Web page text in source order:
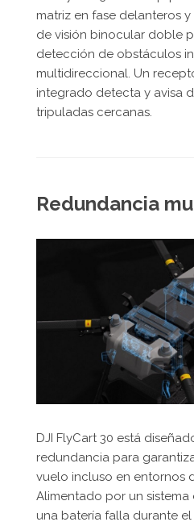
matriz en fase delanteros
de visión binocular doble
detección de obstáculos
multidireccional. Un
integrado detecta y avisa
tripuladas cercanas.
Redundancia
DJI FlyCart 30 está
redundancia para
vuelo incluso en entornos
Alimentado por un
una batería falla durante